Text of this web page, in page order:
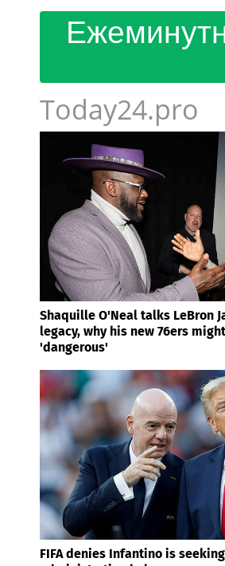
Today24.pro
Shaquille O'Neal talks LeBron
legacy, why his new 76ers
'dangerous'
FIFA denies Infantino is